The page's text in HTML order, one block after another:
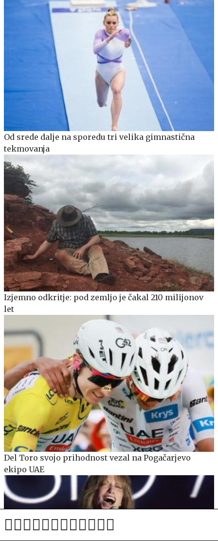
Od srede dalje na sporedu tri velika gimnastična
tekmovanja
Izjemno odkritje: pod zemljo je čakal 210 milijonov
let
Del Toro svojo prihodnost vezal na Pogačarjevo
ekipo UAE